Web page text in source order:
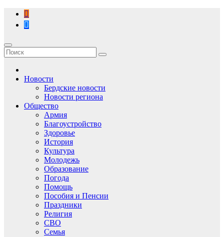
Перейти
содержимому
Новости
Бердские новости
Новости региона
Общество
Армия
Благоустройство
Здоровье
История
Культура
Молодежь
Образование
Погода
Помощь
Пособия и Пенсии
Праздники
Религия
СВО
Семья